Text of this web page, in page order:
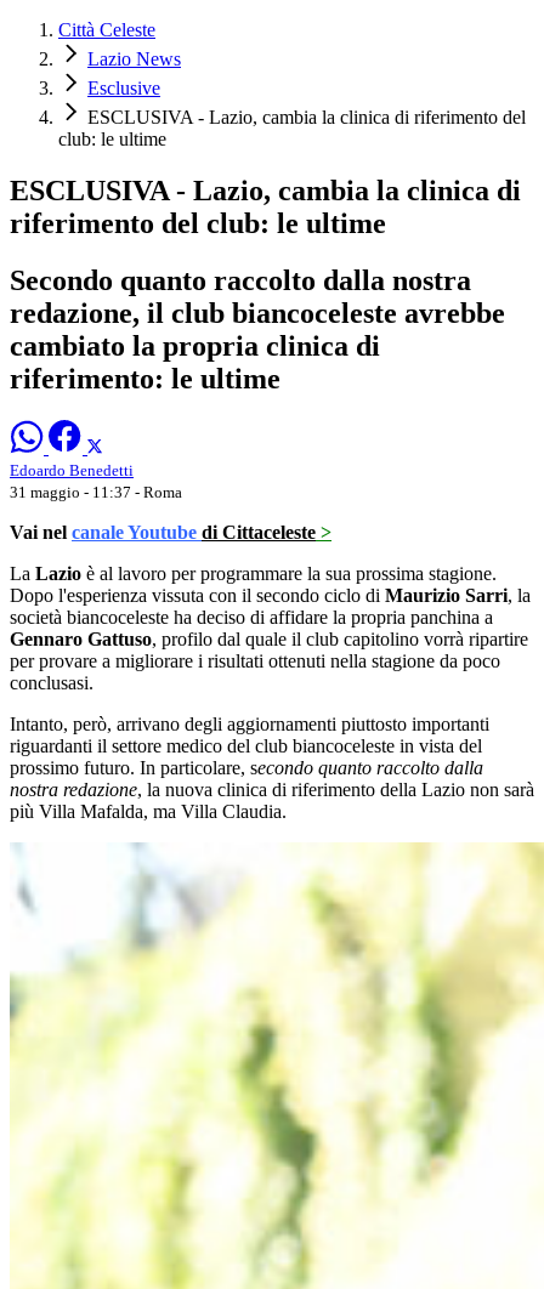
Città Celeste
Lazio News
Esclusive
ESCLUSIVA - Lazio, cambia la clinica di riferimento del
club: le ultime
ESCLUSIVA - Lazio, cambia la clinica di
riferimento del club: le ultime
Secondo quanto raccolto dalla nostra
redazione, il club biancoceleste avrebbe
cambiato la propria clinica di
riferimento: le ultime
Edoardo Benedetti
31 maggio - 11:37 - Roma
Vai nel canale Youtube di Cittaceleste >
La Lazio è al lavoro per programmare la sua prossima stagione.
Dopo l'esperienza vissuta con il secondo ciclo di Maurizio Sarri, la
società biancoceleste ha deciso di affidare la propria panchina a
Gennaro Gattuso, profilo dal quale il club capitolino vorrà ripartire
per provare a migliorare i risultati ottenuti nella stagione da poco
conclusasi.
Intanto, però, arrivano degli aggiornamenti piuttosto importanti
riguardanti il settore medico del club biancoceleste in vista del
prossimo futuro. In particolare, secondo quanto raccolto dalla
nostra redazione, la nuova clinica di riferimento della Lazio non sarà
più Villa Mafalda, ma Villa Claudia.